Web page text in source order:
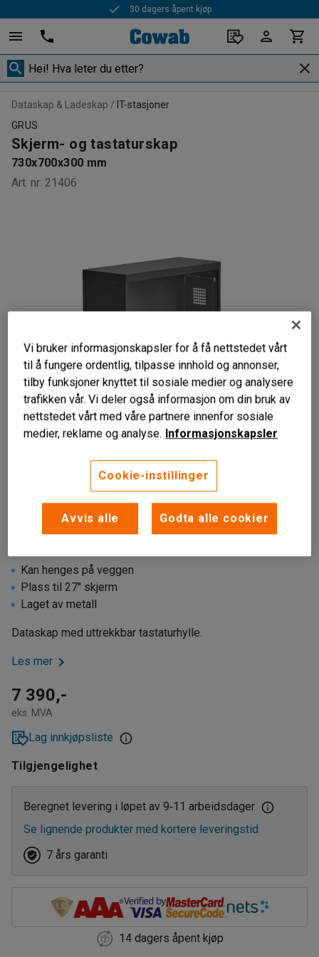
30 dagers åpent kjøp
Dataskap & Ladeskap
IT-stasjoner
GRUS
Skjerm- og tastaturskap
730x700x300 mm
Art. nr: 21406
Kan henges på veggen
Plass til 27" skjerm
Laget av metall
Dataskap med uttrekkbar tastaturhylle.
Les mer
7 390,-
eks. MVA
Lag innkjøpsliste
Tilgjengelighet
Beregnet levering i løpet av 9‑11 arbeidsdager
Se lignende produkter med kortere leveringstid
7 års garanti
14 dagers åpent kjøp
Vi bruker informasjonskapsler for å få nettstedet vårt
til å fungere ordentlig, tilpasse innhold og annonser,
tilby funksjoner knyttet til sosiale medier og analysere
trafikken vår. Vi deler også informasjon om din bruk av
nettstedet vårt med våre partnere innenfor sosiale
medier, reklame og analyse. Informasjonskapsler
Cookie-instillinger
Avvis alle Godta alle cookier